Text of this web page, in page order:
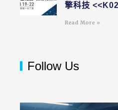
擎科技
Read More »
Follow Us